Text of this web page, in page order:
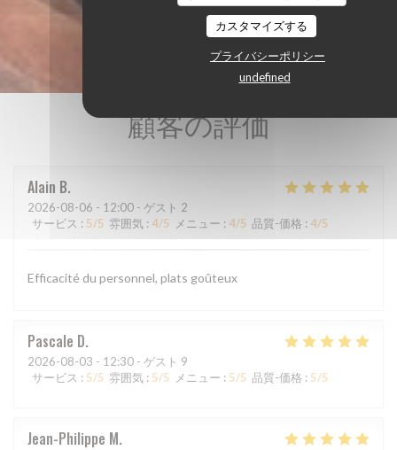
カスタマイズする
プライバシーポリシー
undefined
顧客の評価
Alain B
2026-08-06 - 12:00 - ゲスト 2
サービス : 5/5 雰囲気 : 4/5 メニュー : 4/5 品質-価格 : 4/5
Efficacité du personnel, plats goûteux
Pascale D
2026-08-03 - 12:30 - ゲスト 9
サービス : 5/5 雰囲気 : 5/5 メニュー : 5/5 品質-価格 : 5/5
Jean-Philippe M